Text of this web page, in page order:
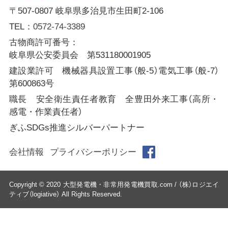
〒507-0807 岐阜県多治見市生田町2-106
TEL： 0572-74-3389
古物商許可番号：
岐阜県公安委員会 第531180001905
建設業許可 機械器具設置工事（般-5）電気工事（般-7）
第600863号
職長 安全衛生責任者教育 全豊田外来工事（高所・
感電・作業責任者）
ぎふSDGs推進シルバーパートナー
会社情報 プライバシーポリシー
Copyright © 2020 大型発電機・非常用発電機買取.com / （株）ロジエイ
ティブ（logiative） All Rights Reserved.